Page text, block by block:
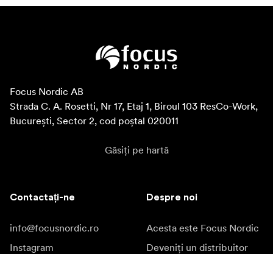
Focus Nordic AB
Strada C. A. Rosetti, Nr 17, Etaj 1, Biroul 103 ResCo-Work,
București, Sector 2, cod poștal 020011
Găsiți pe hartă
Contactați-ne
info@focusnordic.ro
Instagram
Despre noi
Acesta este Focus Nordic
Deveniți un distribuitor